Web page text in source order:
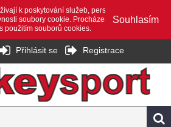
k poskytování služeb, personalizaci
soubory cookie. Procházením webu
použitím souborů cookies.
Souhlasím
Přihlásit se Registrace